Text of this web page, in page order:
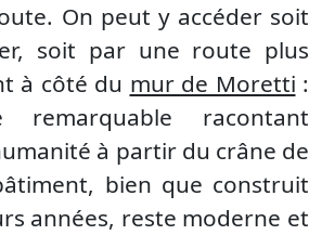
On peut y accéder soit
soit par une route plus
à côté du mur de Moretti :
remarquable racontant
à partir du crâne de
bien que construit
années, reste moderne et